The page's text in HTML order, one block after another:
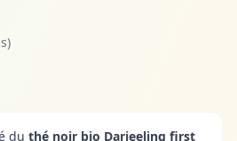
du thé noir bio Darjeeling first